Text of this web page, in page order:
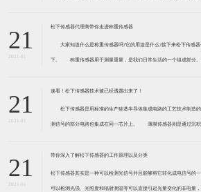
21
2021-01
松下传感器代理商带你走进称重传感器
大家知道什么是称重传感器吗?它的用途是什么?接下来松下传感器
下。 称重传感器用于测量重量，是我们日常生活的一个组成部分。
带有应变片的弹性体组成。弹性体通常由钢
21
2021-01
速看！松下传感器技术被已经透露出来了！
松下传感器是用标准的生产硅基半导体集成电路的工艺技术制造的
测信号的部分电路也集成在同一芯片上。 薄膜传感器则是通过沉积
器是利用相应材料的浆料，涂覆在陶瓷基片上
21
2021-01
带你深入了解松下传感器的工作原理以及分类
松下传感器其实是一种可以检测光信号并且能够将它转化成电信号的
可以检测光强、光照度和辐射测温等可以直接引起光量变化的非电量